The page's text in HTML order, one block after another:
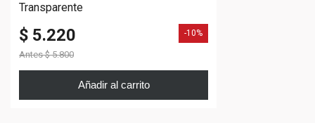
Transparente
$ 5.220
Antes $ 5.800
-10%
Añadir al carrito